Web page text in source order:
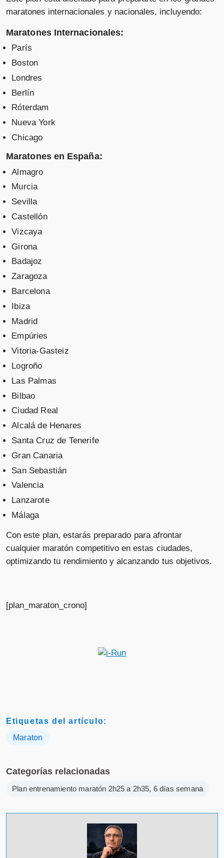
maratones internacionales y nacionales, incluyendo:
Maratones Internacionales:
París
Boston
Londres
Berlín
Róterdam
Nueva York
Chicago
Maratones en España:
Almagro
Murcia
Sevilla
Castellón
Vizcaya
Girona
Badajoz
Zaragoza
Barcelona
Ibiza
Madrid
Empúries
Vitoria-Gasteiz
Logroño
Las Palmas
Bilbao
Ciudad Real
Alcalá de Henares
Santa Cruz de Tenerife
Gran Canaria
San Sebastián
Valencia
Lanzarote
Málaga
Con este plan, estarás preparado para afrontar
cualquier maratón competitivo en estas ciudades,
optimizando tu rendimiento y alcanzando tus objetivos.
[plan_maraton_crono]
Etiquetas del artículo:
Maraton
Categorías relacionadas
Plan entrenamiento maratón 2h25 a 2h35, 6 días semana